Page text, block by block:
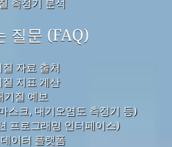
질문 (FAQ)
질 자료 출처
질 지표 계산
기질 예보
스크, 대기오염도 측정기 등)
프로그래밍 인터페이스)
이터 플랫폼